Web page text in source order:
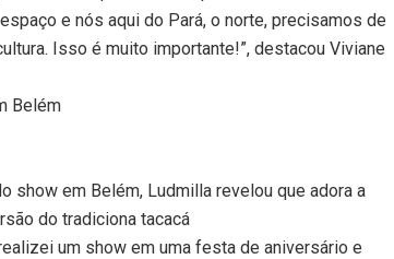
e nós aqui do Pará, o norte, precisamos de
Isso é muito importante!”, destacou Viviane
Belém
show em Belém, Ludmilla revelou que adora a
do tradiciona tacacá
um show em uma festa de aniversário e